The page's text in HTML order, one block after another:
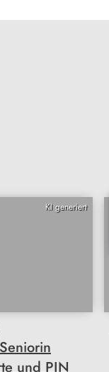
KI generiert
und PIN